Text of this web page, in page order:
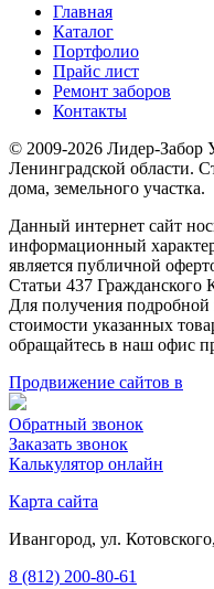
Главная
Каталог
Портфолио
Прайс лист
Ремонт заборов
Контакты
© 2009-2026 Лидер-Забор
Ленинградской области.
дома, земельного участка.
Данный интернет сайт
информационный
является публичной
Статьи 437 Гражданского
Для получения
стоимости указанных
обращайтесь в наш офис
Продвижение сайтов в
Обратный звонок
Заказать звонок
Калькулятор онлайн
Карта сайта
Ивангород, ул.
8 (812) 200-80-61